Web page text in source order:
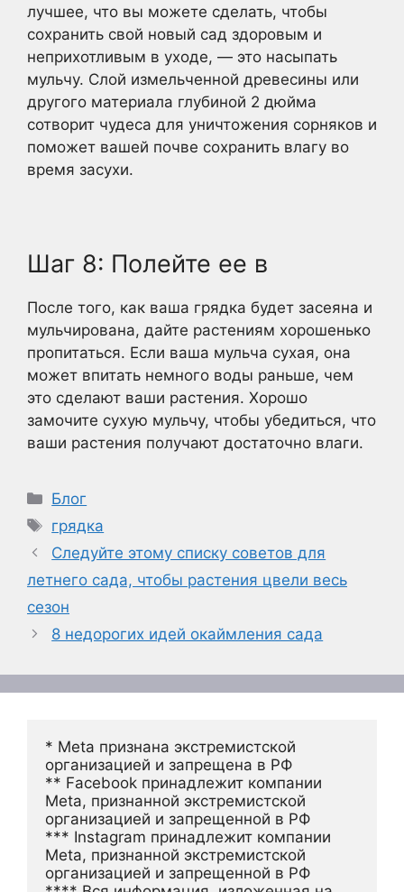
лучшее, что вы можете сделать, чтобы
сохранить свой новый сад здоровым и
неприхотливым в уходе, — это насыпать
мульчу. Слой измельченной древесины или
другого материала глубиной 2 дюйма
сотворит чудеса для уничтожения сорняков и
поможет вашей почве сохранить влагу во
время засухи.
Шаг 8: Полейте ее в
После того, как ваша грядка будет засеяна и
мульчирована, дайте растениям хорошенько
пропитаться. Если ваша мульча сухая, она
может впитать немного воды раньше, чем
это сделают ваши растения. Хорошо
замочите сухую мульчу, чтобы убедиться, что
ваши растения получают достаточно влаги.
Рубрики
Блог
Метки
грядка
Следуйте этому списку советов для
летнего сада, чтобы растения цвели весь
сезон
8 недорогих идей окаймления сада
* Meta признана экстремистской
организацией и запрещена в РФ
** Facebook принадлежит компании
Meta, признанной экстремистской
организацией и запрещенной в РФ
*** Instagram принадлежит компании
Meta, признанной экстремистской
организацией и запрещенной в РФ